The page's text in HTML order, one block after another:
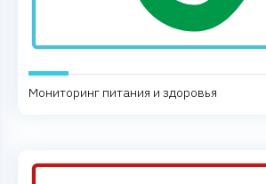
Мониторинг питания и здоровья